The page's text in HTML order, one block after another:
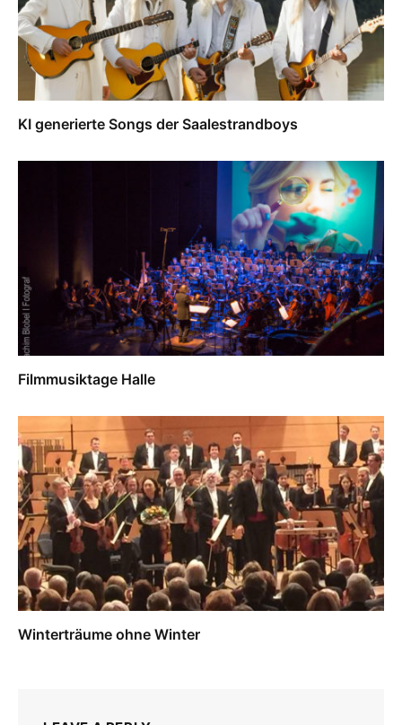
KI generierte Songs der Saalestrandboys
Filmmusiktage Halle
Winterträume ohne Winter